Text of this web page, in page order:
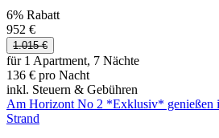
6% Rabatt
952 €
1.015 €
für 1 Apartment, 7 Nächte
136 € pro Nacht
inkl. Steuern & Gebühren
Am Horizont No 2 *Exklusiv* genießen
Strand